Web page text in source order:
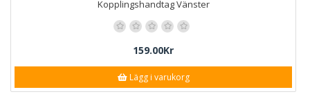
Kopplingshandtag Vänster
159.00Kr
Lägg i varukorg